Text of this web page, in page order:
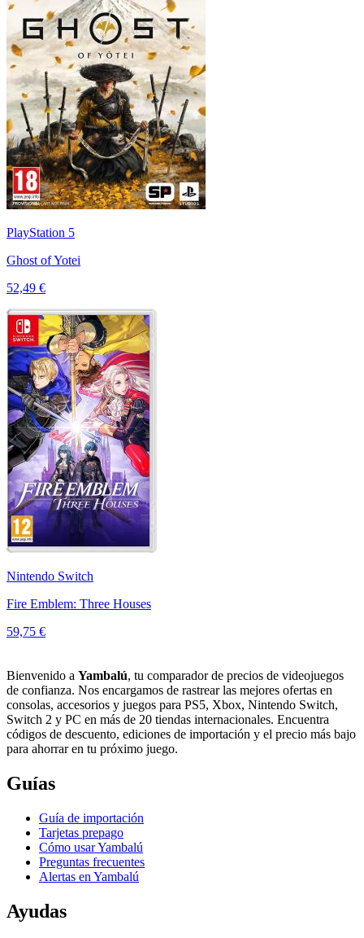
PlayStation 5
Ghost of Yotei
52,49 €
Nintendo Switch
Fire Emblem: Three Houses
59,75 €
Bienvenido a Yambalú, tu comparador de precios de videojuegos
de confianza. Nos encargamos de rastrear las mejores ofertas en
consolas, accesorios y juegos para PS5, Xbox, Nintendo Switch,
Switch 2 y PC en más de 20 tiendas internacionales. Encuentra
códigos de descuento, ediciones de importación y el precio más bajo
para ahorrar en tu próximo juego.
Guías
Guía de importación
Tarjetas prepago
Cómo usar Yambalú
Preguntas frecuentes
Alertas en Yambalú
Ayudas